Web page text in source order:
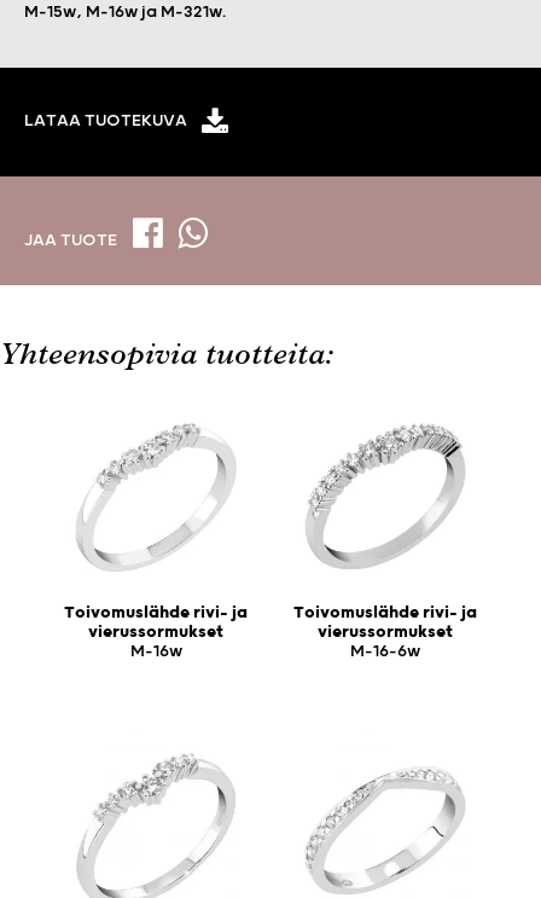
M-15w, M-16w ja M-321w.
LATAA TUOTEKUVA
JAA TUOTE
Yhteensopivia tuotteita:
Toivomuslähde rivi- ja
vierussormukset
M-16w
Toivomuslähde rivi- ja
vierussormukset
M-16-6w